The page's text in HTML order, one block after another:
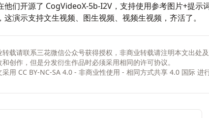
他们开源了 CogVideoX-5b-I2V，支持使用参考图片+提示
这演示支持文生视频、图生视频、视频生视频，齐活了。
转载请联系三花微信公众号获得授权，非商业转载请注明本文出处
和创作，但是分发衍生作品时必须采用相同的许可协议。
采用 CC BY-NC-SA 4.0 - 非商业性使用 - 相同方式共享 4.0 国际进